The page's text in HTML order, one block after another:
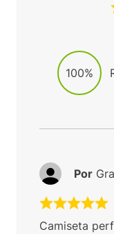
100%
Camiseta
Por